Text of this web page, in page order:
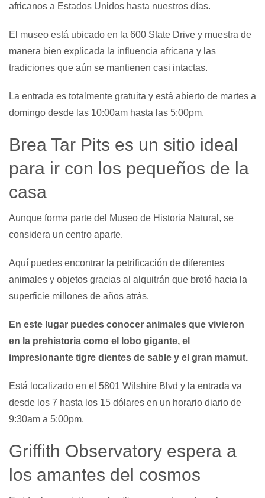
africanos a Estados Unidos hasta nuestros días.
El museo está ubicado en la 600 State Drive y muestra de
manera bien explicada la influencia africana y las
tradiciones que aún se mantienen casi intactas.
La entrada es totalmente gratuita y está abierto de martes a
domingo desde las 10:00am hasta las 5:00pm.
Brea Tar Pits es un sitio ideal
para ir con los pequeños de la
casa
Aunque forma parte del Museo de Historia Natural, se
considera un centro aparte.
Aquí puedes encontrar la petrificación de diferentes
animales y objetos gracias al alquitrán que brotó hacia la
superficie millones de años atrás.
En este lugar puedes conocer animales que vivieron
en la prehistoria como el lobo gigante, el
impresionante tigre dientes de sable y el gran mamut.
Está localizado en el 5801 Wilshire Blvd y la entrada va
desde los 7 hasta los 15 dólares en un horario diario de
9:30am a 5:00pm.
Griffith Observatory espera a
los amantes del cosmos